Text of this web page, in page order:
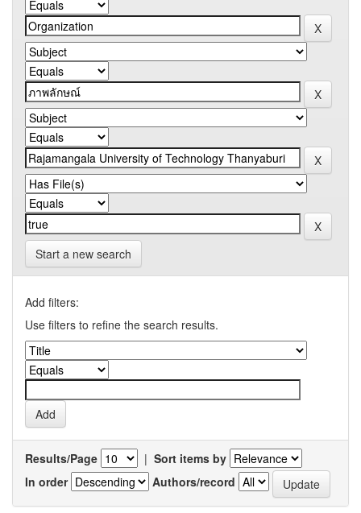
Start a new search
Add filters:
Use filters to refine the search results.
Results/Page | Sort items by
In order
Authors/record